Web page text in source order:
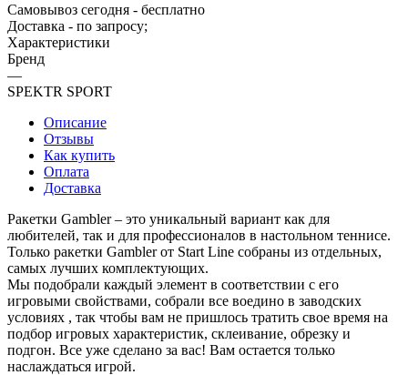
Самовывоз сегодня - бесплатно
Доставка - по запросу;
Характеристики
Бренд
—
SPEKTR SPORT
Описание
Отзывы
Как купить
Оплата
Доставка
Ракетки Gambler – это уникальный вариант как для
любителей, так и для профессионалов в настольном теннисе.
Только ракетки Gambler от Start Line собраны из отдельных,
самых лучших комплектующих.
Мы подобрали каждый элемент в соответствии с его
игровыми свойствами, собрали все воедино в заводских
условиях , так чтобы вам не пришлось тратить свое время на
подбор игровых характеристик, склеивание, обрезку и
подгон. Все уже сделано за вас! Вам остается только
наслаждаться игрой.